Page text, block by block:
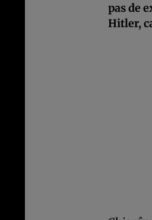
pas de
Hitler,